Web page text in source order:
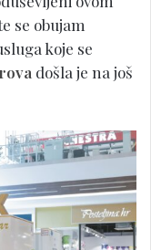
se obujam
koje se
došla je na još